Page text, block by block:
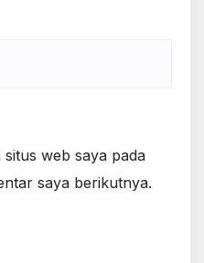
web saya pada
saya berikutnya.